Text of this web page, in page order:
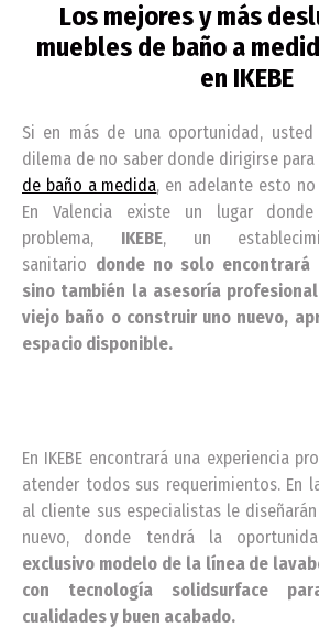
Los mejores y más
muebles de baño a
en IKEBE
Si en más de una oportunidad,
dilema de no saber donde dirigirse
de baño a medida, en adelante esto
En Valencia existe un lugar
problema, IKEBE, un
sanitario donde no solo encontrará
sino también la asesoría
viejo baño o construir uno nuevo,
espacio disponible.
En IKEBE encontrará una experiencia
atender todos sus requerimientos. En
al cliente sus especialistas le
nuevo, donde tendrá la
exclusivo modelo de la línea de
con tecnología solidsurface
cualidades y buen acabado.